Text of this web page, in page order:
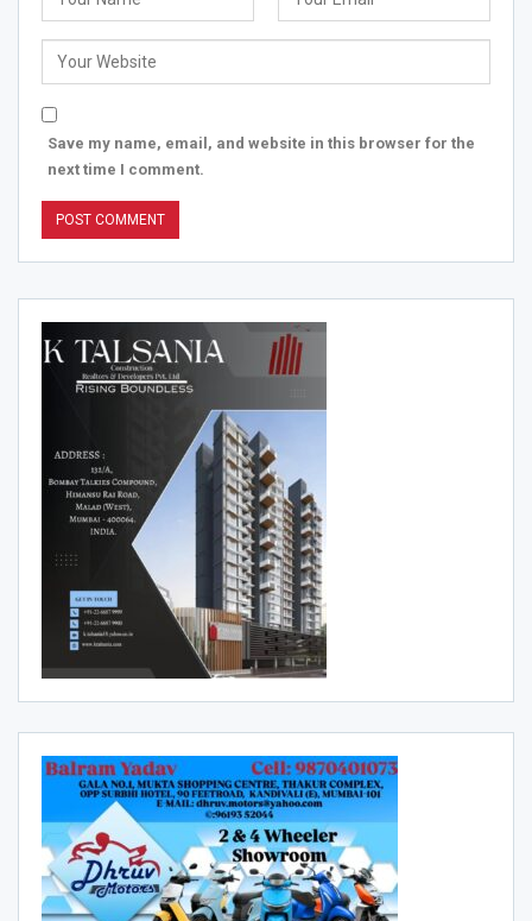
Save my name, email, and website in this browser for the
next time I comment.